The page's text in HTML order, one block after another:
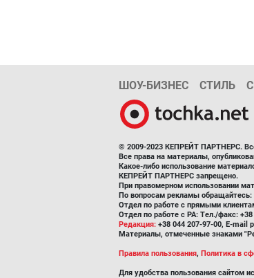
ШОУ-БИЗНЕС СТИЛЬ
© 2009-2023 КЕПРЕЙТ ПАРТНЕРС.
Все права на материалы,
Какое-либо использование
КЕПРЕЙТ ПАРТНЕРС запрещено.
При правомерном использовании
По вопросам рекламы обращайтесь:
Отдел по работе с прямыми
Отдел по работе с РА: Тел./факс: +38
Редакция: +38 044 207-97-00, E-mail
Материалы, отмеченные знаками
Правила пользования, Политика в
Для удобства пользования сайтом